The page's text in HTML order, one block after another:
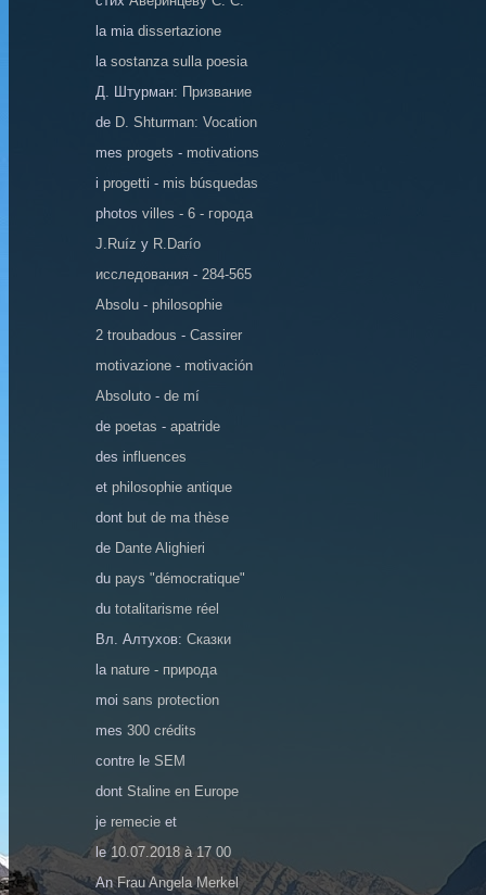
la mia dissertazione
la sostanza sulla poesia
Д. Штурман: Призвание
de D. Shturman: Vocation
mes progets - motivations
i progetti - mis búsquedas
photos villes - 6 - города
J.Ruíz y R.Darío
исследования - 284-565
Absolu - philosophie
2 troubadous - Cassirer
motivazione - motivación
Absoluto - de mí
de poetas - apatride
des influences
et philosophie antique
dont but de ma thèse
de Dante Alighieri
du pays "démocratique"
du totalitarisme réel
Вл. Алтухов: Сказки
la nature - природа
moi sans protection
mes 300 crédits
contre le SEM
dont Staline en Europe
je remecie et
le 10.07.2018 à 17 00
AnFrau Angela Merkel